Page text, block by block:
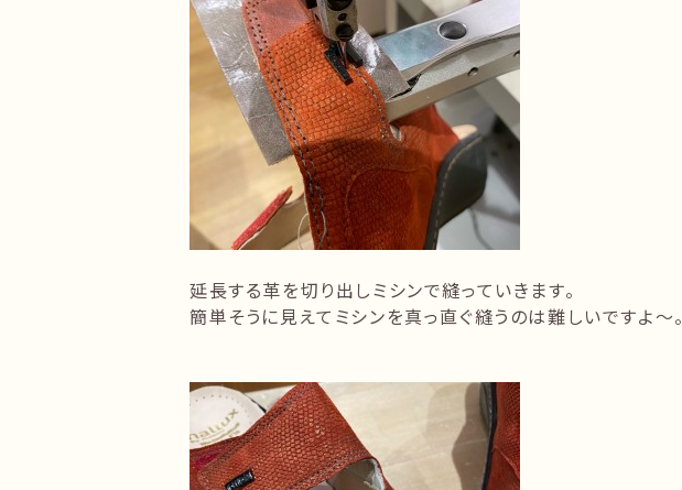
延長する革を切り出しミシンで縫っていきます。
簡単そうに見えてミシンを真っ直ぐ縫うのは難しいですよ～。